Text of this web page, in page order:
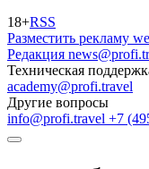
18+RSS
Разместить рекламу
Редакция
Техническая
academy@profi.travel
Другие вопросы
info@profi.travel +7